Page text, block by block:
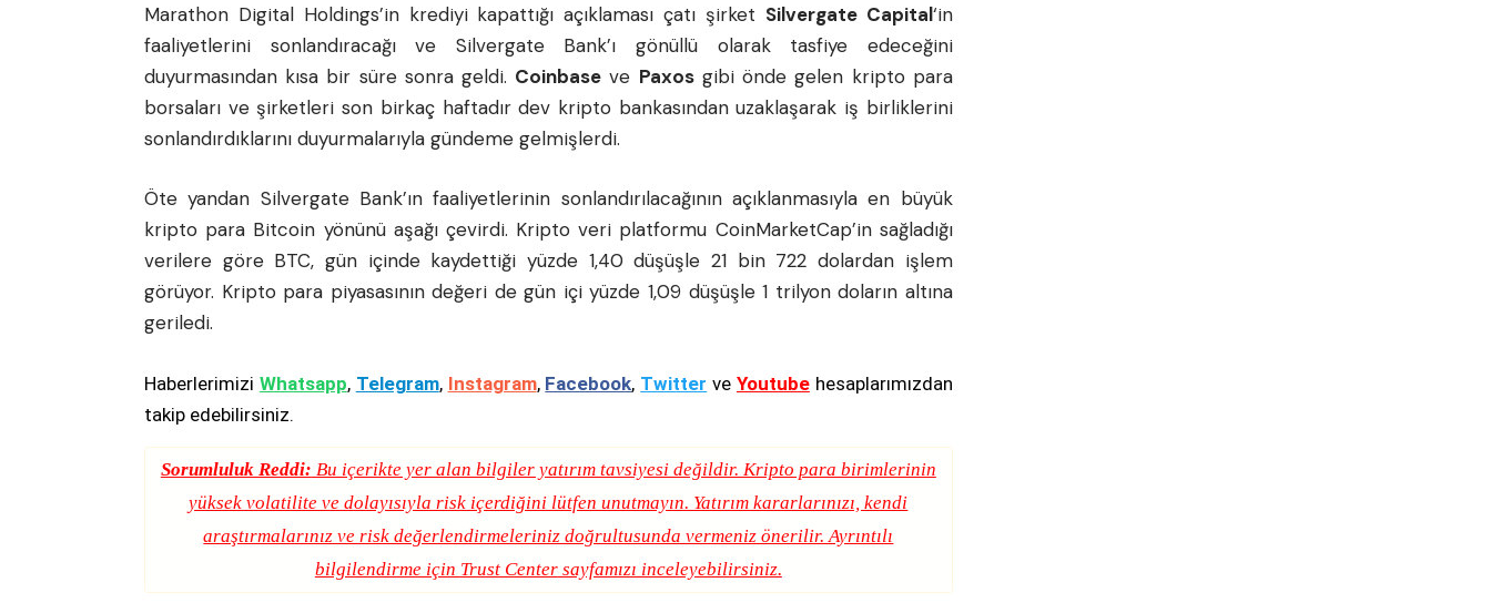
Marathon Digital Holdings’in krediyi kapattığı açıklaması çatı şirket Silvergate Capital‘in
faaliyetlerini sonlandıracağı ve Silvergate Bank’ı gönüllü olarak tasfiye edeceğini
duyurmasından kısa bir süre sonra geldi. Coinbase ve Paxosgibi önde gelen kripto para
borsaları ve şirketleri son birkaç haftadır dev kripto bankasından uzaklaşarak iş birliklerini
sonlandırdıklarını duyurmalarıyla gündeme gelmişlerdi.
Öte yandan Silvergate Bank’ın faaliyetlerinin sonlandırılacağının açıklanmasıyla en büyük
kripto para Bitcoin yönünü aşağı çevirdi. Kripto veri platformu CoinMarketCap’in sağladığı
verilere göre BTC, gün içinde kaydettiği yüzde 1,40 düşüşle 21 bin 722 dolardan işlem
görüyor. Kripto para piyasasının değeri de gün içi yüzde 1,09 düşüşle 1 trilyon doların altına
geriledi.
Haberlerimizi Whatsapp, Telegram, Instagram, Facebook, Twitter ve Youtubehesaplarımızdan
takip edebilirsiniz.
Sorumluluk Reddi: Bu içerikte yer alan bilgiler yatırım tavsiyesi değildir. Kripto para birimlerinin
yüksek volatilite ve dolayısıyla risk içerdiğini lütfen unutmayın. Yatırım kararlarınızı, kendi
araştırmalarınız ve risk değerlendirmeleriniz doğrultusunda vermeniz önerilir. Ayrıntılı
bilgilendirme için Trust Centersayfamızı inceleyebilirsiniz.